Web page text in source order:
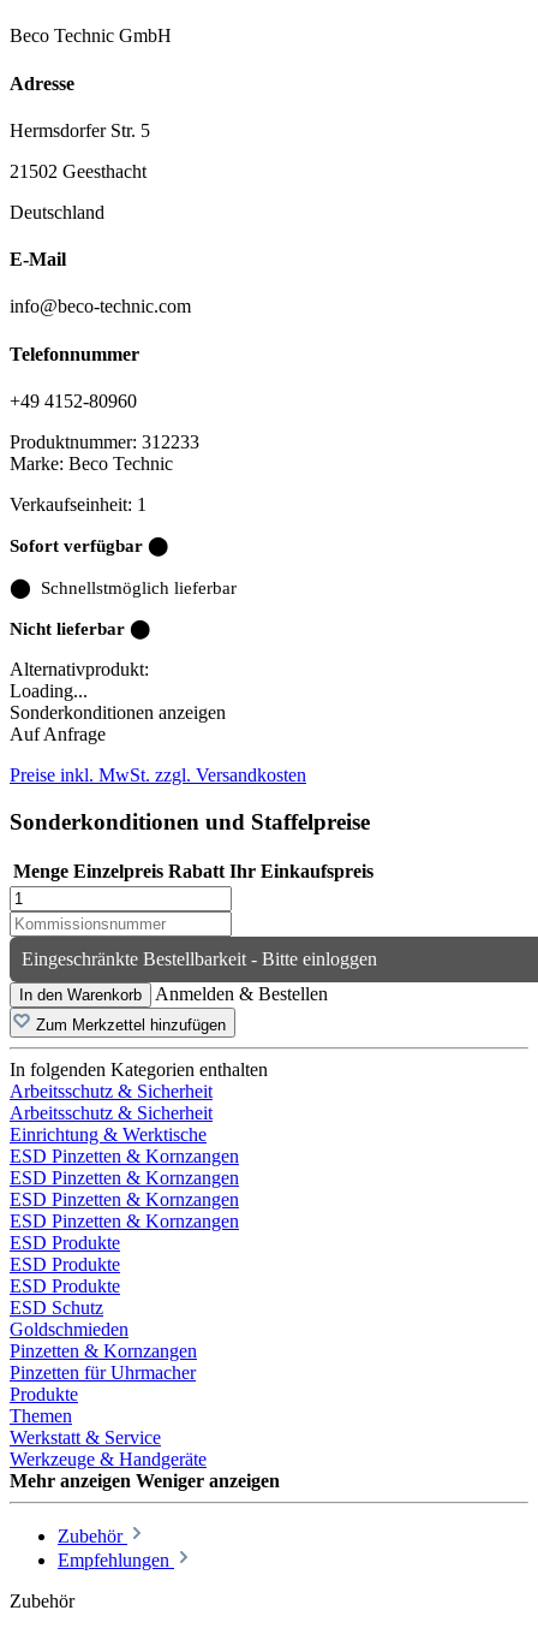
Beco Technic GmbH
Adresse
Hermsdorfer Str. 5
21502 Geesthacht
Deutschland
E-Mail
info@beco-technic.com
Telefonnummer
+49 4152-80960
Produktnummer: 312233
Marke: Beco Technic
Verkaufseinheit: 1
Sofort verfügbar ⬤
⬤ Schnellstmöglich lieferbar
Nicht lieferbar ⬤
Alternativprodukt:
Loading...
Sonderkonditionen anzeigen
Auf Anfrage
Preise inkl. MwSt. zzgl. Versandkosten
Sonderkonditionen und Staffelpreise
Menge Einzelpreis Rabatt Ihr Einkaufspreis
Eingeschränkte Bestellbarkeit - Bitte einloggen
In den Warenkorb Anmelden & Bestellen
Zum Merkzettel hinzufügen
In folgenden Kategorien enthalten
Arbeitsschutz & Sicherheit
Arbeitsschutz & Sicherheit
Einrichtung & Werktische
ESD Pinzetten & Kornzangen
ESD Pinzetten & Kornzangen
ESD Pinzetten & Kornzangen
ESD Pinzetten & Kornzangen
ESD Produkte
ESD Produkte
ESD Produkte
ESD Schutz
Goldschmieden
Pinzetten & Kornzangen
Pinzetten für Uhrmacher
Produkte
Themen
Werkstatt & Service
Werkzeuge & Handgeräte
Mehr anzeigen Weniger anzeigen
Zubehör
Empfehlungen
Zubehör